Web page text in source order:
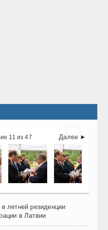

Далее ►
11 из 47
летней резиденции
в Латвии